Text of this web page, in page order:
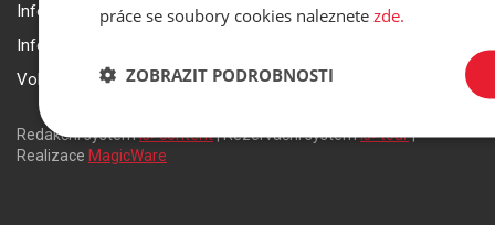
Informace k letecké přepravě
Informace k ubytování a pobytu
Volitelné doplňkové služby
Redakční systémis>content| Rezervační systémis>tour|
Realizace MagicWare
práce se soubory cookies naleznete zde.
ZOBRAZIT PODROBNOSTI